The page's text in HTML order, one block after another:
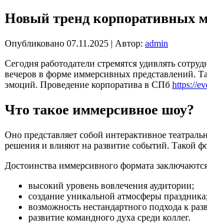
Новый тренд корпоративных
Опубликовано 07.11.2025 | Автор: admin
Сегодня работодатели стремятся удивлять
вечеров в форме иммерсивных представлений.
эмоций. Проведение корпоратива в СПб https://
Что такое иммерсивное шоу?
Оно представляет собой интерактивное
решения и влияют на развитие событий. Такой
Достоинства иммерсивного формата
высокий уровень вовлечения аудитории;
создание уникальной атмосферы праздника;
возможность нестандартного подхода к
развитие командного духа среди коллег.